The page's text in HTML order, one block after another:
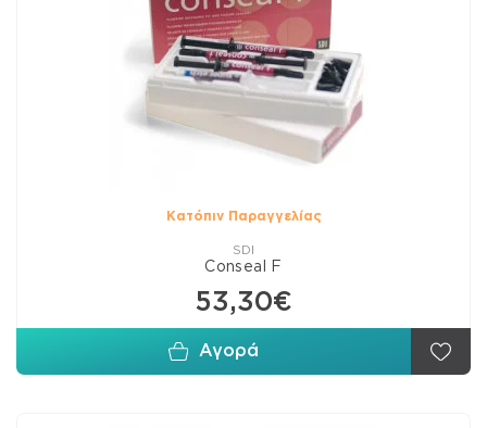
Κατόπιν Παραγγελίας
SDI
Conseal F
53,30€
Αγορά